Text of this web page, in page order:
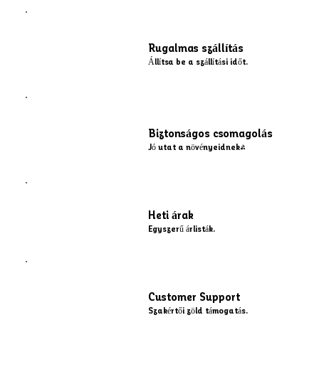
Rugalmas szállítás
Állítsa be a szállítási időt.
Biztonságos csomagolás
Jó utat a növényeidnek!
Heti árak
Egyszerű árlisták.
Customer Support
Szakértői zöld támogatás.